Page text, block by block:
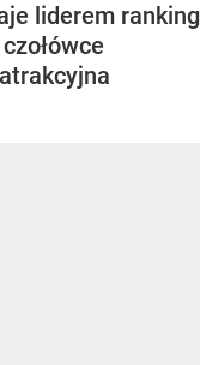
liderem ranking